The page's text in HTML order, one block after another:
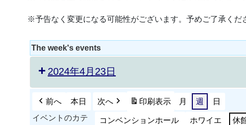
※予告なく変更になる可能性がございます。予めご了承くだ
The week's events
2024年4月23日
前へ 本日 次へ 印刷表示 月 週
日
イベントのカテ
コンベンションホール ホワイエ 休